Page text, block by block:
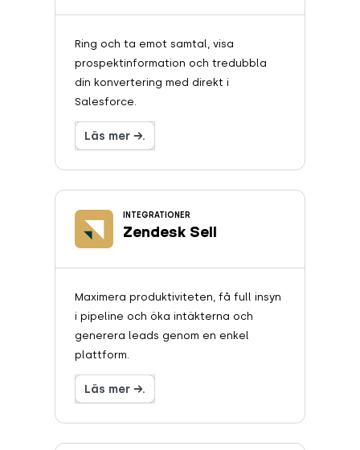
Ring och ta emot samtal, visa
prospektinformation och tredubbla
din konvertering med direkt i
Salesforce.
Läs mer →.
INTEGRATIONER
Zendesk Sell
Maximera produktiviteten, få full insyn
i pipeline och öka intäkterna och
generera leads genom en enkel
plattform.
Läs mer →.